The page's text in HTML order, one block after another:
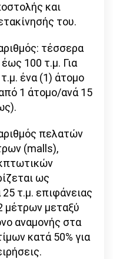
και
του.
τέσσερα
100 τ.μ. Για
ένα (1) άτομο
1 άτομο/ανά 15
πελατών
(malls),
ως
τ.μ. επιφάνειας
μέτρων μεταξύ
αναμονής στα
κατά 50% για